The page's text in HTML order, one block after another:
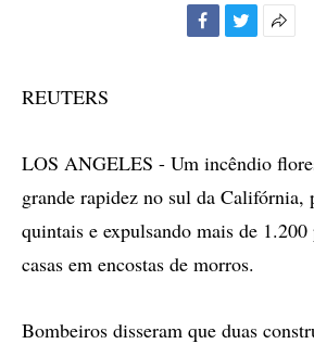
REUTERS
LOS ANGELES - Um incêndio
grande rapidez no sul da Califórnia,
quintais e expulsando mais de 1.200
casas em encostas de morros.
Bombeiros disseram que duas